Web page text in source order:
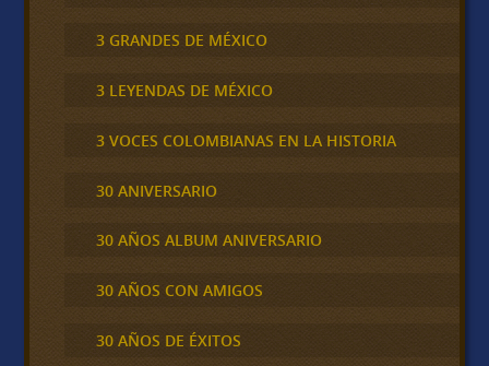
3 GRANDES DE MÉXICO
3 LEYENDAS DE MÉXICO
3 VOCES COLOMBIANAS EN LA HISTORIA
30 ANIVERSARIO
30 AÑOS ALBUM ANIVERSARIO
30 AÑOS CON AMIGOS
30 AÑOS DE ÉXITOS